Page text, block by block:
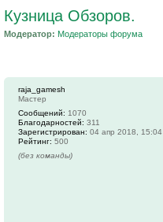
Кузница Обзоров.
Модератор: Модераторы форума
raja_gamesh
Мастер
Сообщений: 1070
Благодарностей: 311
Зарегистрирован: 04 апр 2018, 15:04
Рейтинг: 500
(без команды)